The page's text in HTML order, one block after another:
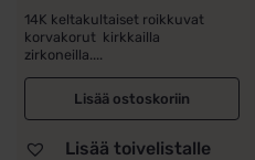
5.00 / 5
14K keltakultaiset roikkuvat
korvakorut kirkkailla
zirkoneilla....
Lisää ostoskoriin
Lisää toivelistalle